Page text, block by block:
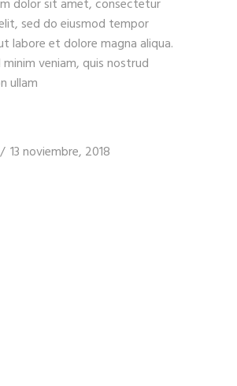
dolor sit amet, consectetur
sed do eiusmod tempor
labore et dolore magna aliqua.
veniam, quis nostrud
ullam
13 noviembre, 2018